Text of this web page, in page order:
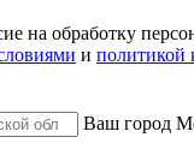
на обработку
и политикой
Ваш город